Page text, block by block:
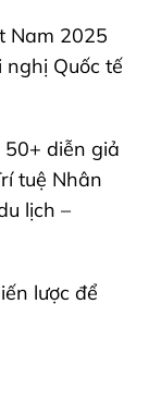
Nam 2025
Quốc tế
diễn giả
tuệ Nhân
lịch –
lược để